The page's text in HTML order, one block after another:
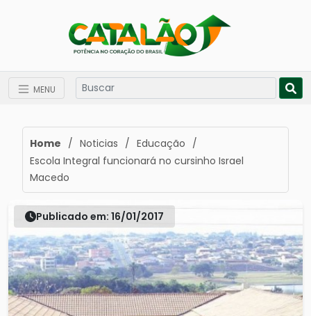
MENU
Home / Noticias / Educação /
Escola Integral funcionará no cursinho Israel
Macedo
Publicado em: 16/01/2017